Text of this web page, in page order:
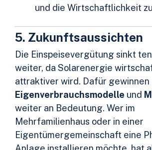
und die Wirtschaftlichkeit
5. Zukunftsaussichten
Die Einspeisevergütung sinkt
weiter, da Solarenergie
attraktiver wird. Dafür gewinnen
Eigenverbrauchsmodelle und
weiter an Bedeutung. Wer im
Mehrfamilienhaus oder in einer
Eigentümergemeinschaft eine